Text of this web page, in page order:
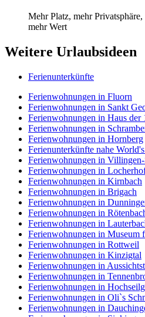
Mehr Platz, mehr
mehr Wert
Weitere Urlaubsideen
Ferienunterkünfte
Ferienwohnungen in Fluorn
Ferienwohnungen in Sankt
Ferienwohnungen in Haus der
Ferienwohnungen in
Ferienwohnungen in Hornberg
Ferienunterkünfte nahe
Ferienwohnungen in
Ferienwohnungen in
Ferienwohnungen in Kirnbach
Ferienwohnungen in Brigach
Ferienwohnungen in
Ferienwohnungen in
Ferienwohnungen in
Ferienwohnungen in Museum
Ferienwohnungen in Rottweil
Ferienwohnungen in Kinzigtal
Ferienwohnungen in
Ferienwohnungen in
Ferienwohnungen in
Ferienwohnungen in Oli`s
Ferienwohnungen in